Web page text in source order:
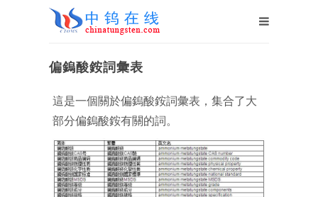
偏鎢酸銨詞彙表
這是一個關於偏鎢酸銨詞彙表，集合了大
部分偏鎢酸銨有關的詞。